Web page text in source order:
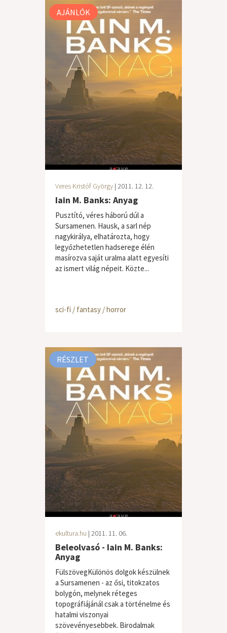
AJÁNLÓK
Veres Kristóf György | 2011. 12. 12.
Iain M. Banks: Anyag
Pusztító, véres háború dúl a
Sursamenen. Hausk, a sarl nép
nagykirálya, elhatározta, hogy
legyőzhetetlen hadserege élén
masírozva saját uralma alatt egyesíti
az ismert világ népeit. Közte...
sci-fi / fantasy / horror
RÉSZLET
ekultura.hu | 2011. 11. 06.
Beleolvasó - Iain M. Banks:
Anyag
FülszövegKülönös dolgok készülnek
a Sursamenen - az ősi, titokzatos
bolygón, melynek réteges
topográfiájánál csak a történelme és
hatalmi viszonyai
szövevényesebbek. Birodalmak